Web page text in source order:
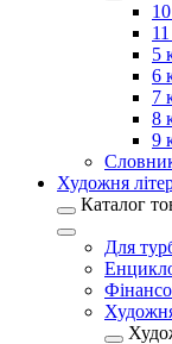
5
6
7
8
9
Художня
Каталог
Для